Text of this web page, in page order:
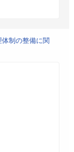
制の整備に関